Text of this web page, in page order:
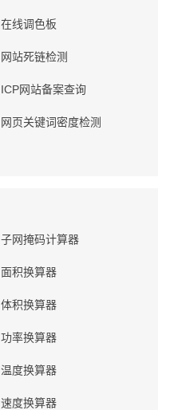
在线调色板
网站死链检测
ICP网站备案查询
网页关键词密度检测
子网掩码计算器
面积换算器
体积换算器
功率换算器
温度换算器
速度换算器